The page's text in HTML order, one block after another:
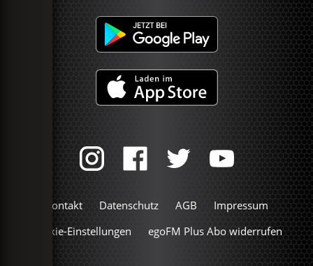
Kontakt Datenschutz AGB
Impressum
Cookie-Einstellungen
egoFM Plus Abo widerrufen